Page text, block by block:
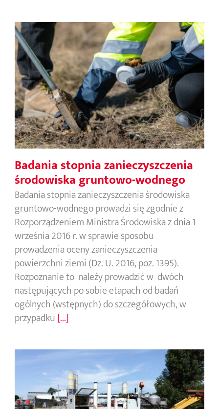
Badania stopnia zanieczyszczenia
środowiska gruntowo-wodnego
Badania stopnia zanieczyszczenia
środowiska gruntowo-wodnego
Badania stopnia zanieczyszczenia środowiska
gruntowo-wodnego prowadzi się zgodnie z
Rozporządzeniem Ministra Środowiska z dnia 1
września 2016 r. w sprawie sposobu
prowadzenia oceny zanieczyszczenia
powierzchni ziemi (Dz. U. 2016, poz. 1395).
Rozpoznanie to należy prowadzić w dwóch
następujących po sobie etapach od badań
ogólnych (wstępnych) do szczegółowych, w
przypadku [...]